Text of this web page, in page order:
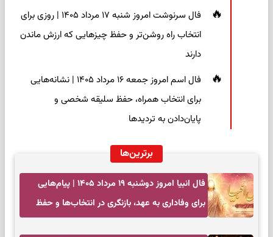
فال سرنوشت امروز شنبه ۱۷ مرداد ۱۴۰۵ | روزی برای
انتخاب راه روشن‌تر و حفظ چیزهایی که ارزش ماندن
دارند
فال اسم امروز جمعه ۱۶ مرداد ۱۴۰۵ | نشانه‌هایی
برای انتخاب همراه، حفظ سلیقه شخصی و
پایان‌دادن به تردیدها
برترین‌ها
فال انبیا امروز دوشنبه ۱۹ مرداد ۱۴۰۵ | پیام‌هایی
برای وفاداری به عهد، بازنگری در انتخاب‌ها و حفظ